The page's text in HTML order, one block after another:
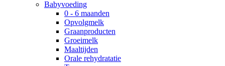
Babyvoeding
0 - 6 maanden
Opvolgmelk
Graanproducten
Groeimelk
Maaltijden
Orale rehydratatie